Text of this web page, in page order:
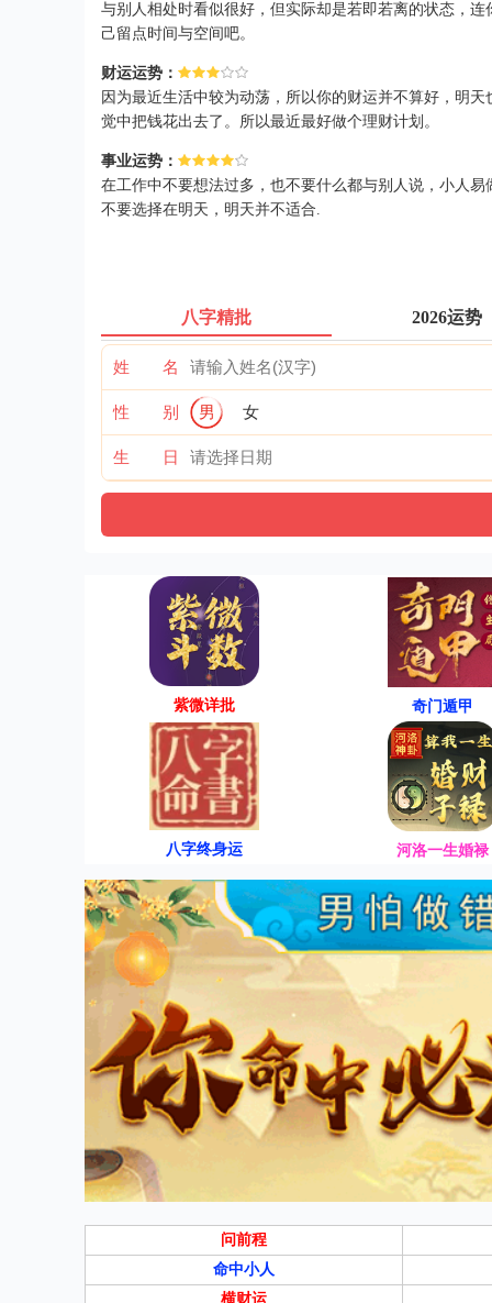
与别人相处时看似很好，但实际却是若即若离的状态，
己留点时间与空间吧。
财运运势：
因为最近生活中较为动荡，所以你的财运并不算好，明
觉中把钱花出去了。所以最近最好做个理财计划。
事业运势：
在工作中不要想法过多，也不要什么都与别人说，小人
不要选择在明天，明天并不适合.
八字精批 2026运势
姓 名
性 别 男 女
生 日
紫微详批 奇门遁甲
八字终身运 河洛一生婚禄
问前程
命中小人
横财运